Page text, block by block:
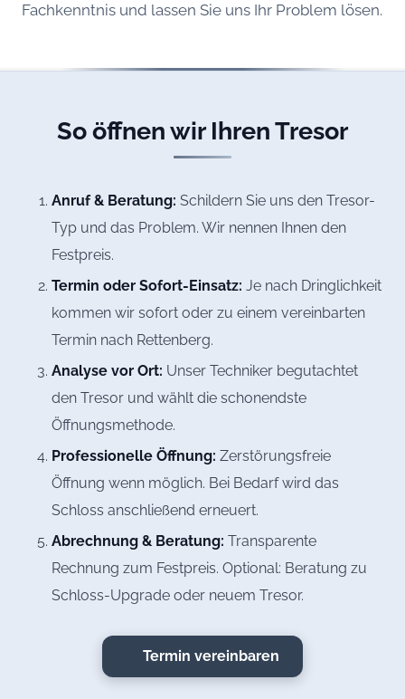
Fachkenntnis und lassen Sie uns Ihr Problem lösen.
So öffnen wir Ihren Tresor
Anruf & Beratung: Schildern Sie uns den Tresor-
Typ und das Problem. Wir nennen Ihnen den
Festpreis.
Termin oder Sofort-Einsatz: Je nach Dringlichkeit
kommen wir sofort oder zu einem vereinbarten
Termin nach Rettenberg.
Analyse vor Ort: Unser Techniker begutachtet
den Tresor und wählt die schonendste
Öffnungsmethode.
Professionelle Öffnung: Zerstörungsfreie
Öffnung wenn möglich. Bei Bedarf wird das
Schloss anschließend erneuert.
Abrechnung & Beratung: Transparente
Rechnung zum Festpreis. Optional: Beratung zu
Schloss-Upgrade oder neuem Tresor.
Termin vereinbaren